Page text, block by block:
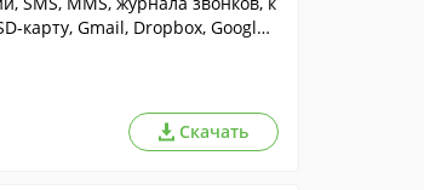
карту, Gmail, Dropbox, Google
Скачать